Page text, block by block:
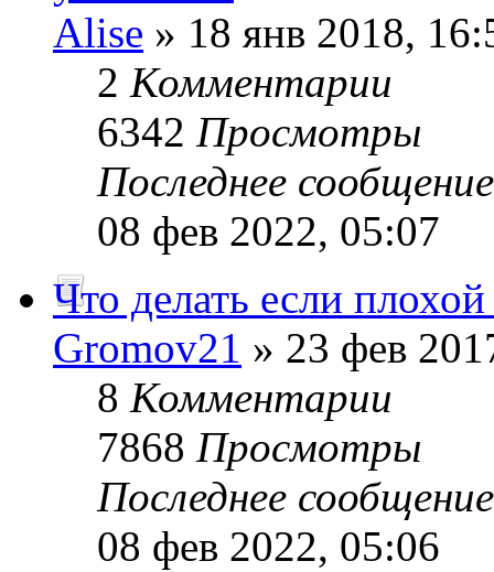
Alise » 18 янв 2018,
2 Комментарии
6342 Просмотры
Последнее
08 фев 2022, 05:07
Что делать если
Gromov21 » 23 фев
8 Комментарии
7868 Просмотры
Последнее
08 фев 2022, 05:06